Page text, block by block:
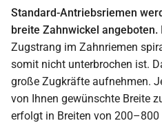
Standard-Antriebsriemen
breite Zahnwickel angeboten.
Zugstrang im Zahnriemen
somit nicht unterbrochen ist.
große Zugkräfte aufnehmen.
von Ihnen gewünschte Breite
erfolgt in Breiten von 200–800